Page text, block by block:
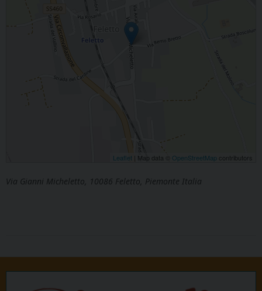
Leaflet | Map data © OpenStreetMap contributors
Via Gianni Micheletto, 10086 Feletto, Piemonte Italia